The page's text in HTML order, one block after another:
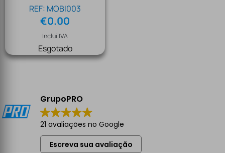
REF: MOBI003
€0.00
Inclui IVA
Esgotado
GrupoPRO
21 avaliações no Google
Escreva sua avaliação